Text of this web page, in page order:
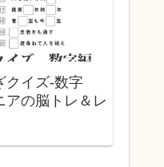
クイズ-数字
アの脳トレ＆レ